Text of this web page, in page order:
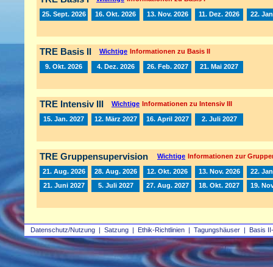
Datenschutz/Nutzung | Satzung | Ethik-Richtlinien | Tagungshäuser | Basis
25. Sept. 2026 16. Okt. 2026 13. Nov. 2026 11. Dez. 2026 22.
TRE Basis II Wichtige Informationen zu Basis II
9. Okt. 2026 4. Dez. 2026 26. Feb. 2027 21. Mai 2027
TRE Intensiv III Wichtige Informationen zu Intensiv III
15. Jan. 2027 12. März 2027 16. April 2027 2. Juli 2027
TRE Gruppensupervision Wichtige Informationen zur
21. Aug. 2026 28. Aug. 2026 12. Okt. 2026 13. Nov. 2026
22.
21. Juni 2027
5. Juli 2027 27. Aug. 2027 18. Okt. 2027 19.